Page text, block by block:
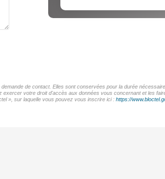
de contact. Elles sont conservées pour la durée
votre droit d'accès aux données vous concernant et les
», sur laquelle vous pouvez vous inscrire ici : https://